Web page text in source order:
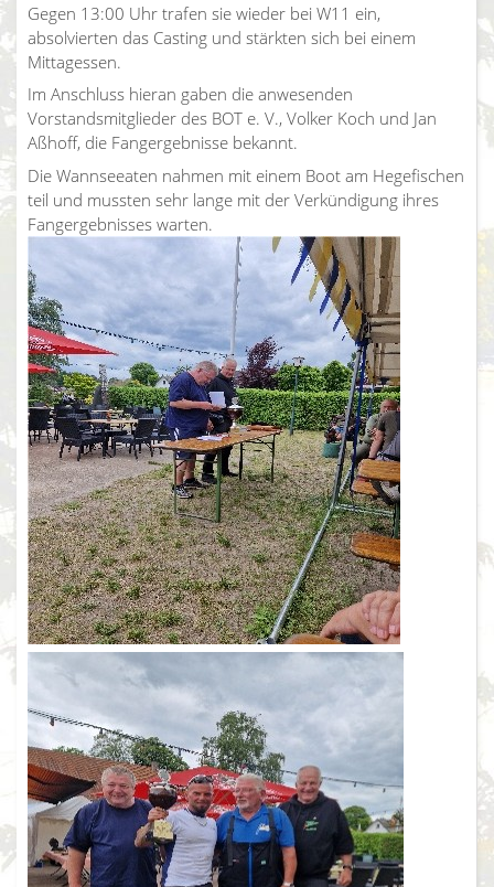
Gegen 13:00 Uhr trafen sie wieder bei W11 ein,
absolvierten das Casting und stärkten sich bei einem
Mittagessen.
Im Anschluss hieran gaben die anwesenden
Vorstandsmitglieder des BOT e. V., Volker Koch und Jan
Aßhoff, die Fangergebnisse bekannt.
Die Wannseeaten nahmen mit einem Boot am Hegefischen
teil und mussten sehr lange mit der Verkündigung ihres
Fangergebnisses warten.